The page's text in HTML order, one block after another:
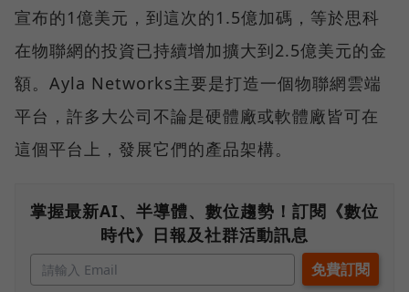
宣布的1億美元，到這次的1.5億加碼，等於思科
在物聯網的投資已持續增加擴大到2.5億美元的金
額。Ayla Networks主要是打造一個物聯網雲端
平台，許多大公司不論是硬體廠或軟體廠皆可在
這個平台上，發展它們的產品架構。
掌握最新AI、半導體、數位趨勢！訂閱《數位
時代》日報及社群活動訊息